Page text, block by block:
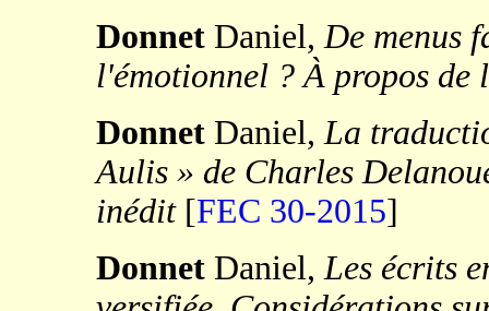
Donnet Daniel,De menus
l'émotionnel ? À propos de
Donnet Daniel,La
Aulis » de Charles
inédit [FEC 30-2015]
Donnet Daniel,Les écrits